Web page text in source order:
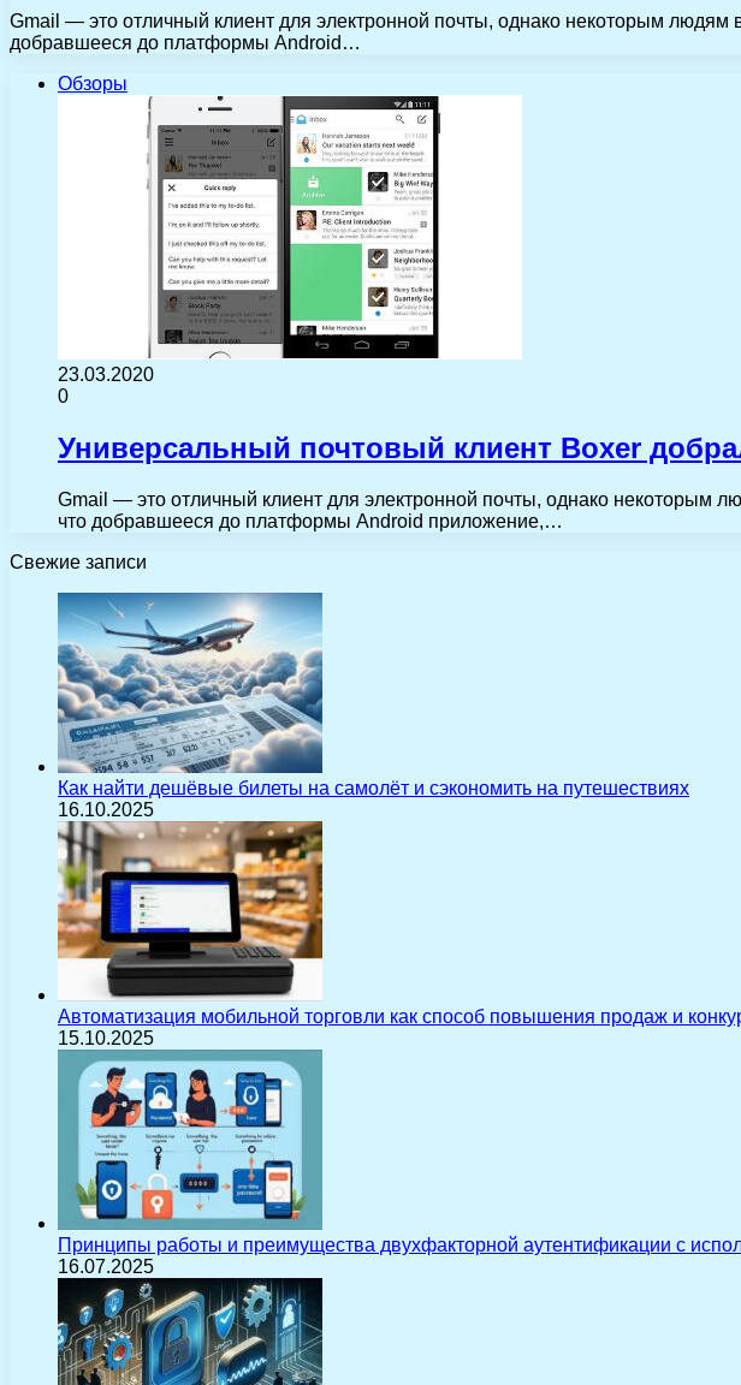
Gmail — это отличный клиент для электронной почты, однако некоторым
добравшееся до платформы Android…
Обзоры
23.03.2020
0
Универсальный почтовый клиент Boxer
Gmail — это отличный клиент для электронной почты, однако
что добравшееся до платформы Android приложение,…
Свежие записи
Как найти дешёвые билеты на самолёт и сэкономить на путешествиях
16.10.2025
Автоматизация мобильной торговли как способ повышения продаж и
15.10.2025
Принципы работы и преимущества двухфакторной аутентификации с
16.07.2025